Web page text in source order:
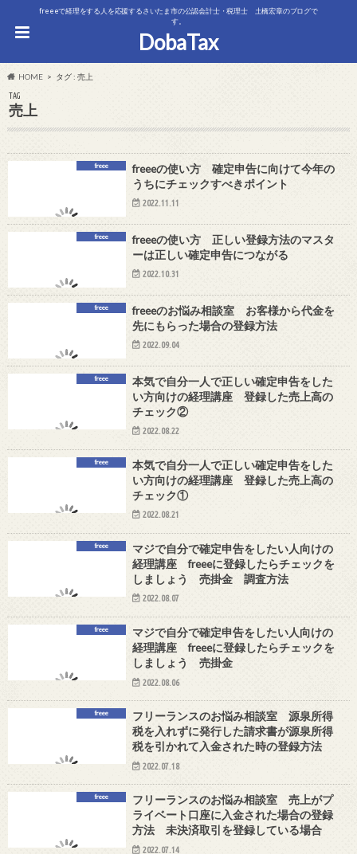
freeeで経理をする人を応援するさいたま市の公認会計士・税理士 土橋宏章のブログで
す。
DobaTax
HOME タグ : 売上
TAG
売上
freee
freeeの使い方 確定申告に向けて今年の
うちにチェックすべきポイント
2022.11.11
freee
freeeの使い方 正しい登録方法のマスタ
ーは正しい確定申告につながる
2022.10.31
freee
freeeのお悩み相談室 お客様から代金を
先にもらった場合の登録方法
2022.09.04
freee
本気で自分一人で正しい確定申告をした
い方向けの経理講座 登録した売上高の
チェック②
2022.08.22
freee
本気で自分一人で正しい確定申告をした
い方向けの経理講座 登録した売上高の
チェック①
2022.08.21
freee
マジで自分で確定申告をしたい人向けの
経理講座 freeeに登録したらチェックを
しましょう 売掛金 調査方法
2022.08.07
freee
マジで自分で確定申告をしたい人向けの
経理講座 freeeに登録したらチェックを
しましょう 売掛金
2022.08.06
freee
フリーランスのお悩み相談室 源泉所得
税を入れずに発行した請求書が源泉所得
税を引かれて入金された時の登録方法
2022.07.18
freee
フリーランスのお悩み相談室 売上がプ
ライベート口座に入金された場合の登録
方法 未決済取引を登録している場合
2022.07.14